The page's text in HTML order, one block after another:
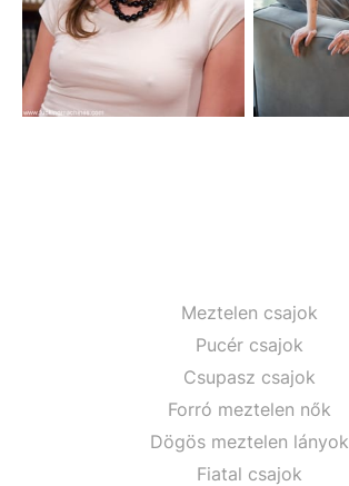
Meztelen csajok
Pucér csajok
Csupasz csajok
Forró meztelen nők
Dögös meztelen lányok
Fiatal csajok